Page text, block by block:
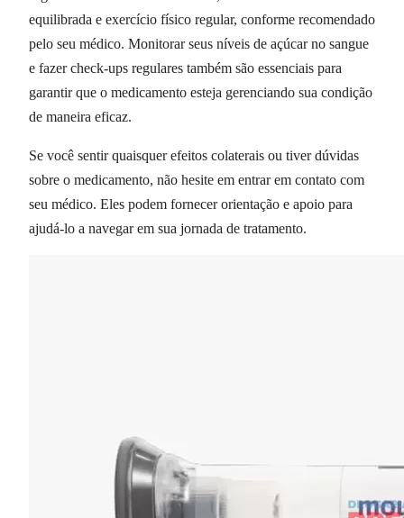
equilibrada e exercício físico regular, conforme recomendado
pelo seu médico. Monitorar seus níveis de açúcar no sangue
e fazer check-ups regulares também são essenciais para
garantir que o medicamento esteja gerenciando sua condição
de maneira eficaz.
Se você sentir quaisquer efeitos colaterais ou tiver dúvidas
sobre o medicamento, não hesite em entrar em contato com
seu médico. Eles podem fornecer orientação e apoio para
ajudá-lo a navegar em sua jornada de tratamento.